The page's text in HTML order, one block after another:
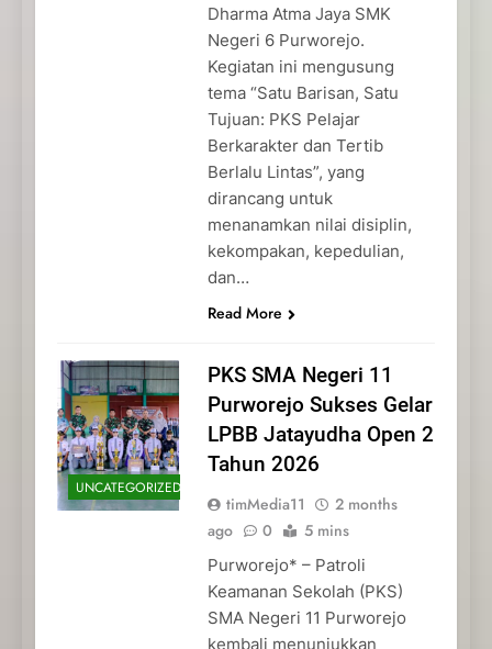
Dharma Atma Jaya SMK
Negeri 6 Purworejo.
Kegiatan ini mengusung
tema “Satu Barisan, Satu
Tujuan: PKS Pelajar
Berkarakter dan Tertib
Berlalu Lintas”, yang
dirancang untuk
menanamkan nilai disiplin,
kekompakan, kepedulian,
dan…
Read More
UNCATEGORIZED
PKS SMA Negeri 11
Purworejo Sukses Gelar
LPBB Jatayudha Open 2
Tahun 2026
timMedia11
2 months
ago
0 5 mins
Purworejo* – Patroli
Keamanan Sekolah (PKS)
SMA Negeri 11 Purworejo
kembali menunjukkan